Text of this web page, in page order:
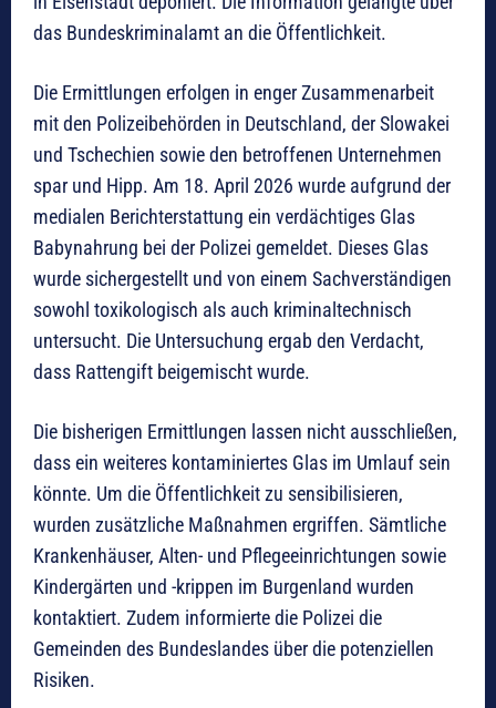
das Bundeskriminalamt an die Öffentlichkeit.
Die Ermittlungen erfolgen in enger Zusammenarbeit
mit den Polizeibehörden in Deutschland, der Slowakei
und Tschechien sowie den betroffenen Unternehmen
spar und Hipp. Am 18. April 2026 wurde aufgrund der
medialen Berichterstattung ein verdächtiges Glas
Babynahrung bei der Polizei gemeldet. Dieses Glas
wurde sichergestellt und von einem Sachverständigen
sowohl toxikologisch als auch kriminaltechnisch
untersucht. Die Untersuchung ergab den Verdacht,
dass Rattengift beigemischt wurde.
Die bisherigen Ermittlungen lassen nicht ausschließen,
dass ein weiteres kontaminiertes Glas im Umlauf sein
könnte. Um die Öffentlichkeit zu sensibilisieren,
wurden zusätzliche Maßnahmen ergriffen. Sämtliche
Krankenhäuser, Alten- und Pflegeeinrichtungen sowie
Kindergärten und -krippen im Burgenland wurden
kontaktiert. Zudem informierte die Polizei die
Gemeinden des Bundeslandes über die potenziellen
Risiken.